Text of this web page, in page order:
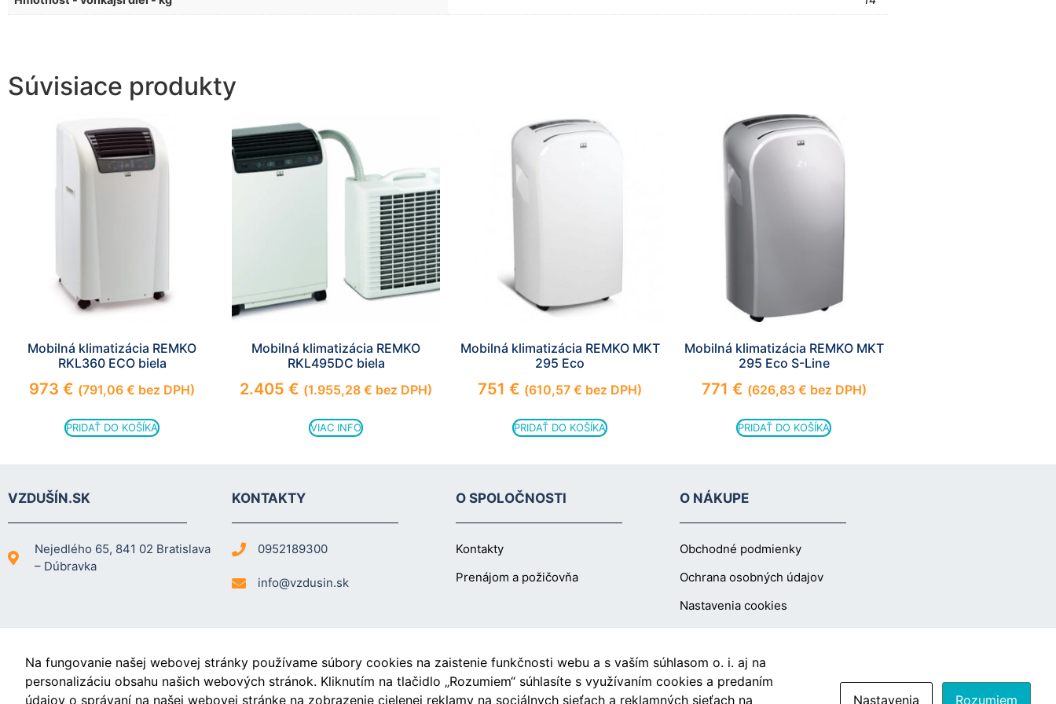
Súvisiace produkty
Mobilná klimatizácia REMKO
RKL360 ECO biela
973 € (791,06 € bez DPH)
PRIDAŤ DO KOŠÍKA
Mobilná klimatizácia REMKO
RKL495DC biela
2.405 € (1.955,28 € bez DPH)
VIAC INFO
Mobilná klimatizácia REMKO MKT
295 Eco
751 € (610,57 € bez DPH)
PRIDAŤ DO KOŠÍKA
Mobilná klimatizácia REMKO MKT
295 Eco S-Line
771 € (626,83 € bez DPH)
PRIDAŤ DO KOŠÍKA
VZDUŠÍN.SK
Nejedlého 65, 841 02 Bratislava
– Dúbravka
KONTAKTY
0952189300
info@vzdusin.sk
O SPOLOČNOSTI
Kontakty
Prenájom a požičovňa
O NÁKUPE
Obchodné podmienky
Ochrana osobných údajov
Nastavenia cookies
Videá Blog Vzdušín.sk
Na fungovanie našej webovej stránky používame súbory cookies na zaistenie funkčnosti webu a s vaším súhlasom o. i. aj na
personalizáciu obsahu našich webových stránok. Kliknutím na tlačidlo „Rozumiem“ súhlasíte s využívaním cookies a predaním
údajov o správaní na našej webovej stránke na zobrazenie cielenej reklamy na sociálnych sieťach a reklamných sieťach na
Nastavenia Rozumiem